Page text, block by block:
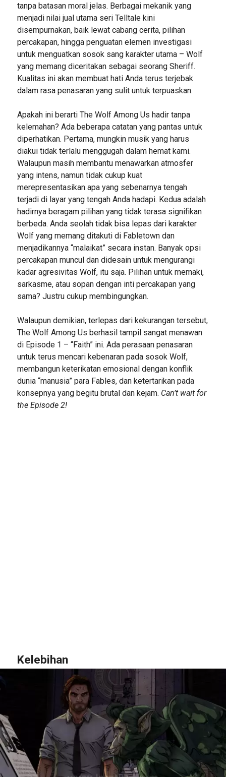
tanpa batasan moral jelas. Berbagai mekanik yang
menjadi nilai jual utama seri Telltale kini
disempurnakan, baik lewat cabang cerita, pilihan
percakapan, hingga penguatan elemen investigasi
untuk menguatkan sosok sang karakter utama – Wolf
yang memang diceritakan sebagai seorang Sheriff.
Kualitas ini akan membuat hati Anda terus terjebak
dalam rasa penasaran yang sulit untuk terpuaskan.
Apakah ini berarti The Wolf Among Us hadir tanpa
kelemahan? Ada beberapa catatan yang pantas untuk
diperhatikan. Pertama, mungkin musik yang harus
diakui tidak terlalu menggugah dalam hemat kami.
Walaupun masih membantu menawarkan atmosfer
yang intens, namun tidak cukup kuat
merepresentasikan apa yang sebenarnya tengah
terjadi di layar yang tengah Anda hadapi. Kedua adalah
hadirnya beragam pilihan yang tidak terasa signifikan
berbeda. Anda seolah tidak bisa lepas dari karakter
Wolf yang memang ditakuti di Fabletown dan
menjadikannya “malaikat” secara instan. Banyak opsi
percakapan muncul dan didesain untuk mengurangi
kadar agresivitas Wolf, itu saja. Pilihan untuk memaki,
sarkasme, atau sopan dengan inti percakapan yang
sama? Justru cukup membingungkan.
Walaupun demikian, terlepas dari kekurangan tersebut,
The Wolf Among Us berhasil tampil sangat menawan
di Episode 1 – “Faith” ini. Ada perasaan penasaran
untuk terus mencari kebenaran pada sosok Wolf,
membangun keterikatan emosional dengan konflik
dunia “manusia” para Fables, dan ketertarikan pada
konsepnya yang begitu brutal dan kejam. Can’t wait for
the Episode 2!
Kelebihan